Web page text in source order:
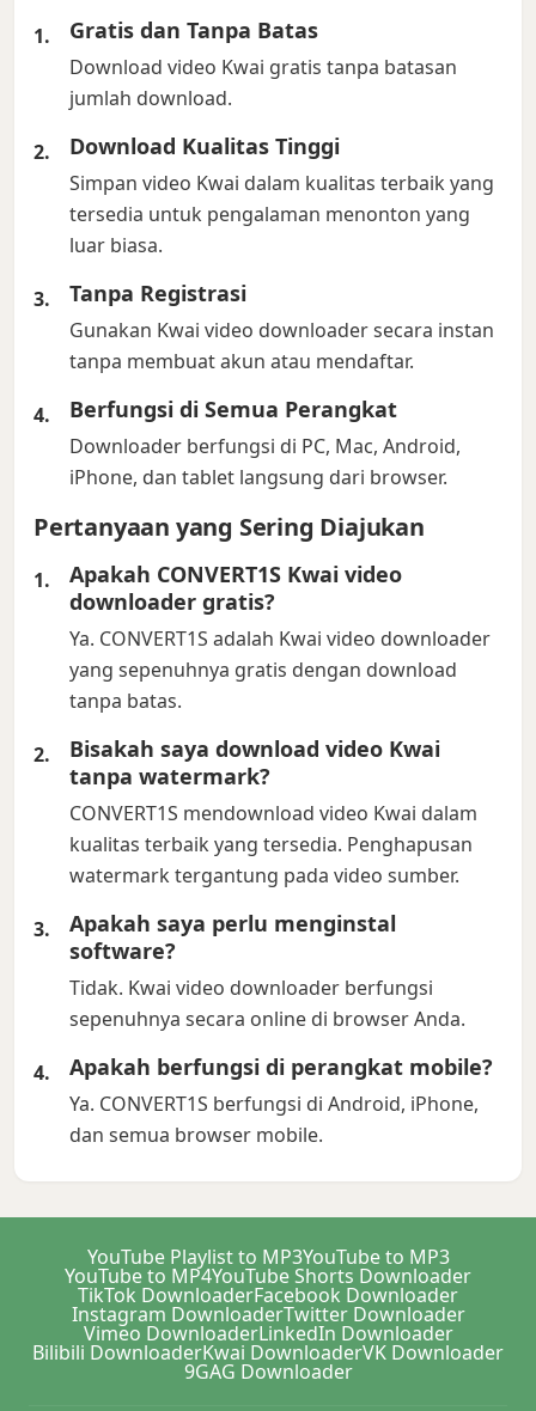
Gratis dan Tanpa Batas
Download video Kwai gratis tanpa batasan
jumlah download.
Download Kualitas Tinggi
Simpan video Kwai dalam kualitas terbaik yang
tersedia untuk pengalaman menonton yang
luar biasa.
Tanpa Registrasi
Gunakan Kwai video downloader secara instan
tanpa membuat akun atau mendaftar.
Berfungsi di Semua Perangkat
Downloader berfungsi di PC, Mac, Android,
iPhone, dan tablet langsung dari browser.
Pertanyaan yang Sering Diajukan
Apakah CONVERT1S Kwai video
downloader gratis?
Ya. CONVERT1S adalah Kwai video downloader
yang sepenuhnya gratis dengan download
tanpa batas.
Bisakah saya download video Kwai
tanpa watermark?
CONVERT1S mendownload video Kwai dalam
kualitas terbaik yang tersedia. Penghapusan
watermark tergantung pada video sumber.
Apakah saya perlu menginstal
software?
Tidak. Kwai video downloader berfungsi
sepenuhnya secara online di browser Anda.
Apakah berfungsi di perangkat mobile?
Ya. CONVERT1S berfungsi di Android, iPhone,
dan semua browser mobile.
YouTube Playlist to MP3YouTube to MP3
YouTube to MP4YouTube Shorts Downloader
TikTok DownloaderFacebook Downloader
Instagram DownloaderTwitter Downloader
Vimeo DownloaderLinkedIn Downloader
Bilibili DownloaderKwai DownloaderVK Downloader
9GAG Downloader